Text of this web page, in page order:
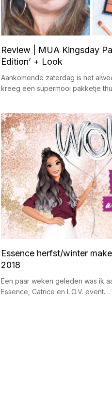
Review | MUA Kingsday
Edition’ + Look
Aankomende zaterdag is het
kreeg een supermooi pakketje
Essence herfst/winter
2018
Een paar weken geleden was ik
Essence, Catrice en L.O.V. event.…